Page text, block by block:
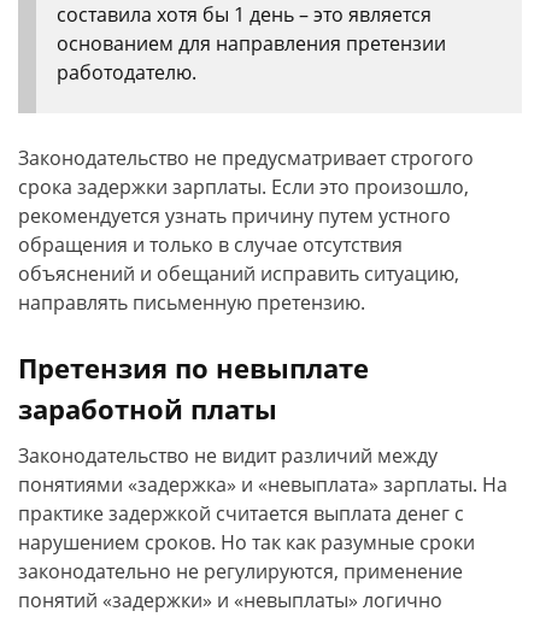
составила хотя бы 1 день – это является
основанием для направления претензии
работодателю.
Законодательство не предусматривает строгого
срока задержки зарплаты. Если это произошло,
рекомендуется узнать причину путем устного
обращения и только в случае отсутствия
объяснений и обещаний исправить ситуацию,
направлять письменную претензию.
Претензия по невыплате
заработной платы
Законодательство не видит различий между
понятиями «задержка» и «невыплата» зарплаты. На
практике задержкой считается выплата денег с
нарушением сроков. Но так как разумные сроки
законодательно не регулируются, применение
понятий «задержки» и «невыплаты» логично